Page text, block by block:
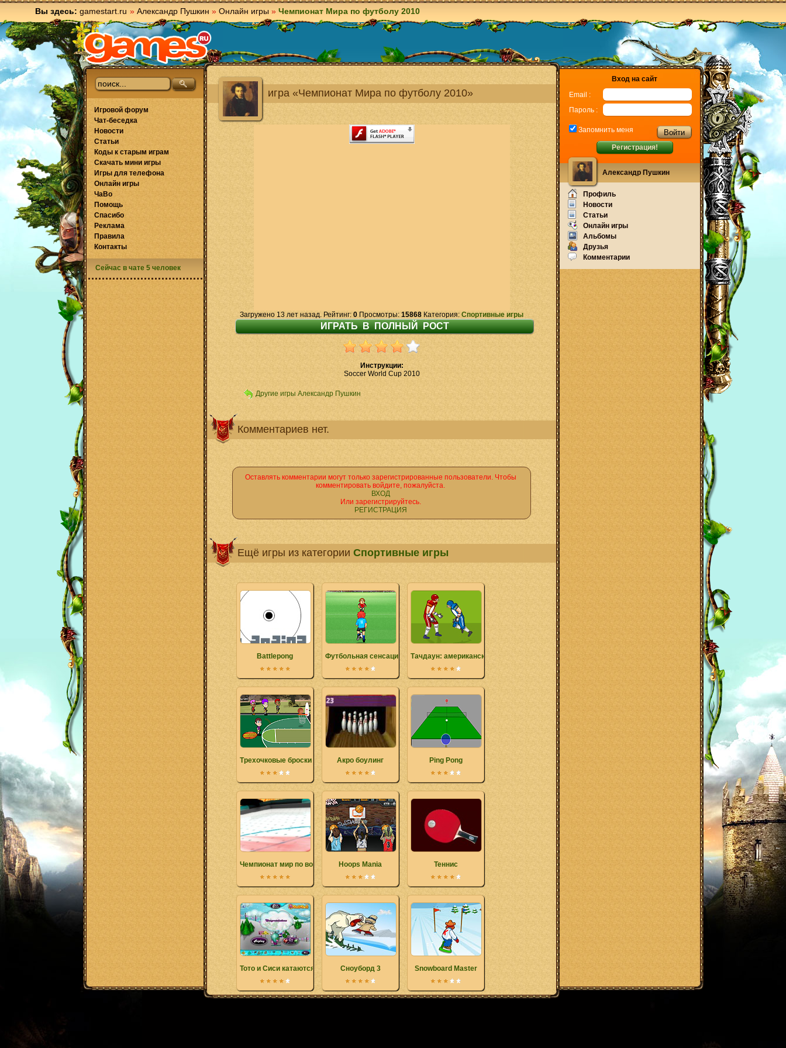
Вы здесь: gamestart.ru » Александр Пушкин » Онлайн игры » Чемпионат Мира по футболу 2010
игра «Чемпионат Мира по футболу 2010»
Загружено 13 лет назад. Рейтинг: 0 Просмотры: 15868 Категория: Спортивные игры
Инструкции:
Soccer World Cup 2010
Другие игры Александр Пушкин
Комментариев нет.
Оставлять комментарии могут только зарегистрированные пользователи. Чтобы
комментировать войдите, пожалуйста.
ВХОД
Или зарегистрируйтесь.
РЕГИСТРАЦИЯ
Ещё игры из категории Спортивные игры
Battlepong Футбольная сенсация Тачдаун: американский футбол
Трехочковые броски Акро боулинг Ping Pong
Чемпионат мир по воздушному хоккею
Hoops Mania Теннис
Тото и Сиси катаются на лыжахСноуборд 3 Snowboard Master
Игровой форум
Чат-беседка
Новости
Статьи
Коды к старым играм
Скачать мини игры
Игры для телефона
Онлайн игры
ЧаВо
Помощь
Спасибо
Реклама
Правила
Контакты
Сейчас в чате 5 человек
Вход на сайт
Email :
Пароль :
Запомнить меня
Регистрация!
Александр Пушкин
Профиль
Новости
Статьи
Онлайн игры
Альбомы
Друзья
Комментарии